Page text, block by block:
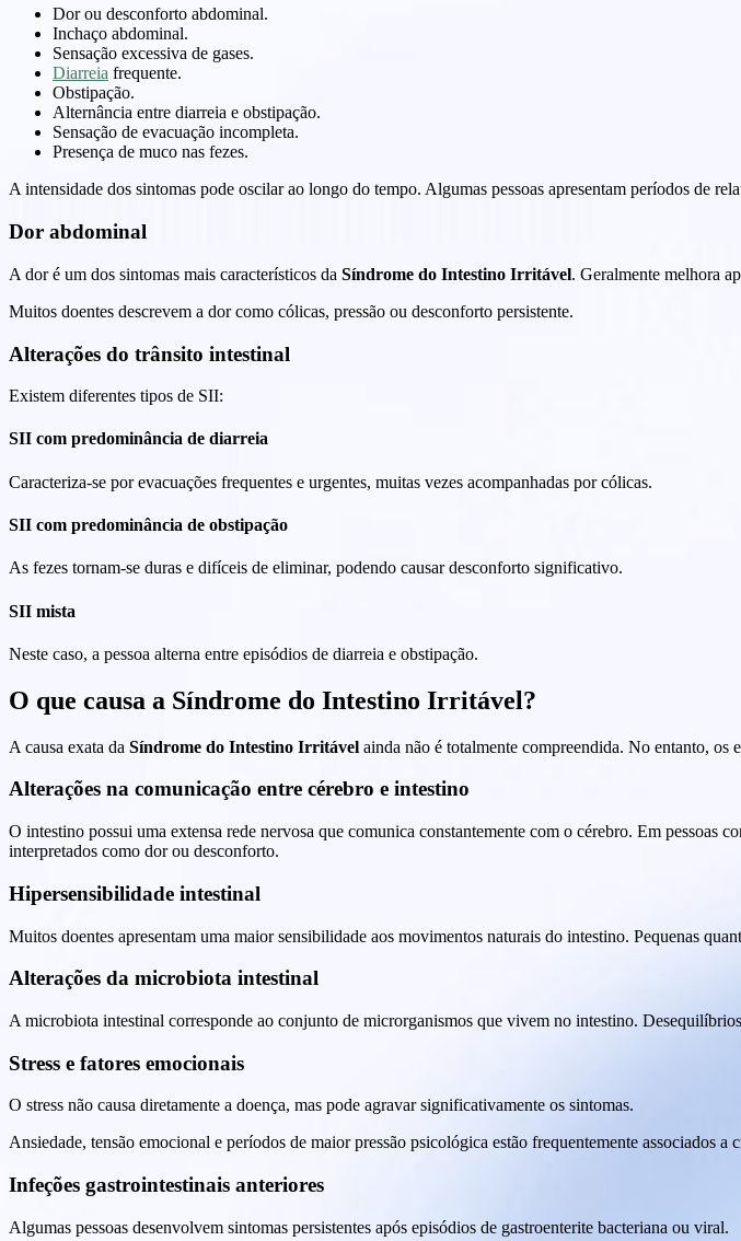
Dor ou desconforto abdominal.
Inchaço abdominal.
Sensação excessiva de gases.
Diarreia frequente.
Obstipação.
Alternância entre diarreia e obstipação.
Sensação de evacuação incompleta.
Presença de muco nas fezes.
A intensidade dos sintomas pode oscilar ao longo do tempo. Algumas pessoas apresentam períodos de
Dor abdominal
A dor é um dos sintomas mais característicos da Síndrome do Intestino Irritável. Geralmente melhora
Muitos doentes descrevem a dor como cólicas, pressão ou desconforto persistente.
Alterações do trânsito intestinal
Existem diferentes tipos de SII:
SII com predominância de diarreia
Caracteriza-se por evacuações frequentes e urgentes, muitas vezes acompanhadas por cólicas.
SII com predominância de obstipação
As fezes tornam-se duras e difíceis de eliminar, podendo causar desconforto significativo.
SII mista
Neste caso, a pessoa alterna entre episódios de diarreia e obstipação.
O que causa a Síndrome do Intestino Irritável?
A causa exata da Síndrome do Intestino Irritável ainda não é totalmente compreendida. No entanto, os
Alterações na comunicação entre cérebro e intestino
O intestino possui uma extensa rede nervosa que comunica constantemente com o cérebro. Em pessoas
interpretados como dor ou desconforto.
Hipersensibilidade intestinal
Muitos doentes apresentam uma maior sensibilidade aos movimentos naturais do intestino. Pequenas
Alterações da microbiota intestinal
A microbiota intestinal corresponde ao conjunto de microrganismos que vivem no intestino.
Stress e fatores emocionais
O stress não causa diretamente a doença, mas pode agravar significativamente os sintomas.
Ansiedade, tensão emocional e períodos de maior pressão psicológica estão frequentemente associados a
Infeções gastrointestinais anteriores
Algumas pessoas desenvolvem sintomas persistentes após episódios de gastroenterite bacteriana ou viral.